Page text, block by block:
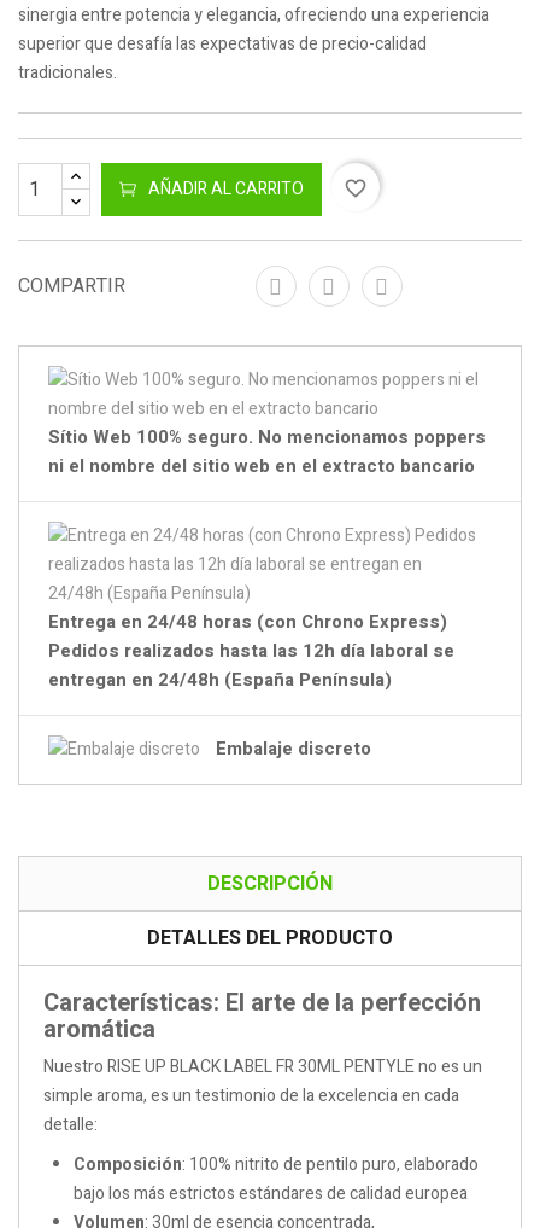
sinergia entre potencia y elegancia, ofreciendo una experiencia
superior que desafía las expectativas de precio-calidad
tradicionales.
AÑADIR AL CARRITO favorite_border
COMPARTIR
Sítio Web 100% seguro. No mencionamos poppers
ni el nombre del sitio web en el extracto bancario
Entrega en 24/48 horas (con Chrono Express)
Pedidos realizados hasta las 12h día laboral se
entregan en 24/48h (España Península)
Embalaje discreto
DESCRIPCIÓN
DETALLES DEL PRODUCTO
Características: El arte de la perfección
aromática
Nuestro RISE UP BLACK LABEL FR 30ML PENTYLE no es un
simple aroma, es un testimonio de la excelencia en cada
detalle:
Composición: 100% nitrito de pentilo puro, elaborado
bajo los más estrictos estándares de calidad europea
Volumen: 30ml de esencia concentrada,